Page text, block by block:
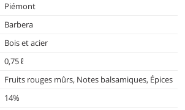
Piémont
Barbera
Bois et acier
0,75 ℓ
Fruits rouges mûrs, Notes balsamiques, Épices
14%